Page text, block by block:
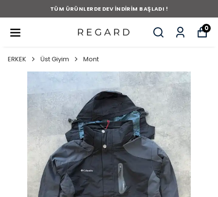
TÜM ÜRÜNLERDE DEV İNDİRİM BAŞLADI !
0
ERKEK Üst Giyim Mont